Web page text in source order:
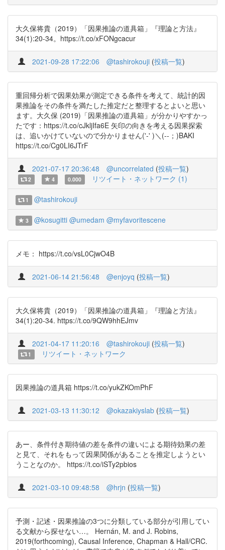
大久保将貴（2019）「因果推論の道具箱」『理論と方法』
34(1):20-34。https://t.co/xFONgcacur
2021-09-28 17:22:06 @tashirokouji (投稿一覧)
重回帰分析で因果効果が測定できる条件を考えて、統計的因
果推論をその条件を満たした推定だと整理するとよいと思い
ます。大久保 (2019)「因果推論の道具箱」が分かりやすかっ
たです：https://t.co/cJkljIfa6E 矢印の向きを考える因果探索
は、追いかけていないので分かりません('-' )＼(--；)BAKI
https://t.co/Cg0LI6JTrF
2021-07-17 20:36:48 @uncorrelated (投稿一覧)
2 4 0.000 リツイート・ネットワーク (1)
1 @tashirokouji
3 @kosugitti @umedam @myfavoritescene
メモ： https://t.co/vsL0CjwO4B
2021-06-14 21:56:48 @enjoyq (投稿一覧)
大久保将貴（2019）「因果推論の道具箱」『理論と方法』
34(1):20-34. https://t.co/9QW9hhEJmv
2021-04-17 11:20:16 @tashirokouji (投稿一覧)
1 リツイート・ネットワーク
因果推論の道具箱 https://t.co/yukZKOmPhF
2021-03-13 11:30:12 @okazakiyslab (投稿一覧)
あー、条件付き期待値の差を条件の違いによる期待効果の差
と見て、それをもって因果関係があることを推定しようとい
うことなのか。 https://t.co/iSTy2pbios
2021-03-10 09:48:58 @hrjn (投稿一覧)
予測・記述・因果推論の3つに分類している部分が引用してい
る文献から探せない…。 Hernán, M. and J. Robins,
2019(forthcoming), Causal Inference, Chapman & Hall/CRC.